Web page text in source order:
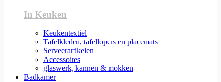
In Keuken
Keukentextiel
Tafelkleden, tafellopers en placemats
Serveerartikelen
Accessoires
glaswerk, kannen & mokken
Badkamer